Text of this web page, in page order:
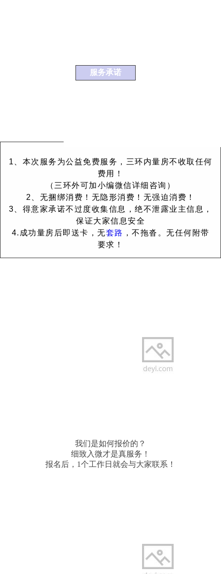
服务承诺
1、本次服务为公益免费服务，三环内量房不收取任何
费用！
（三环外可加小编微信详细咨询）
2、无捆绑消费！无隐形消费！无强迫消费！
3、得意家承诺不过度收集信息，绝不泄露业主信息，
保证大家信息安全
4.成功量房后即送卡，无套路 ，不拖沓。无任何附带
要求！
我们是如何报价的？
细致入微才是真服务！
报名后，1个工作日就会与大家联系！